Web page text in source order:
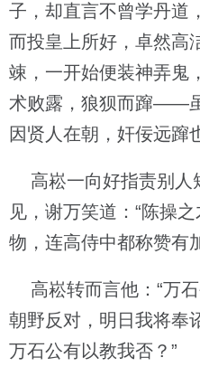
子，却直言不曾学丹道
而投皇上所好，卓然高
竦，一开始便装神弄鬼
术败露，狼狈而蹿——
因贤人在朝，奸佞远蹿
高崧一向好指责别人
见，谢万笑道：“陈操
物，连高侍中都称赞有
高崧转而言他：“万
朝野反对，明日我将奉
万石公有以教我否？”